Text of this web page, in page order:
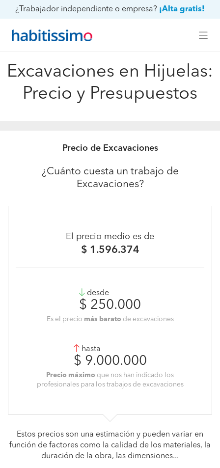
¿Trabajador independiente o empresa? ¡Alta gratis!
Excavaciones en Hijuelas:
Precio y Presupuestos
Precio de Excavaciones
¿Cuánto cuesta un trabajo de
Excavaciones?
El precio medio es de
$ 1.596.374
desde
$ 250.000
Es el precio más barato de excavaciones
hasta
$ 9.000.000
Precio máximo que nos han indicado los
profesionales para los trabajos de excavaciones
Estos precios son una estimación y pueden variar en
función de factores como la calidad de los materiales, la
duración de la obra, las dimensiones...